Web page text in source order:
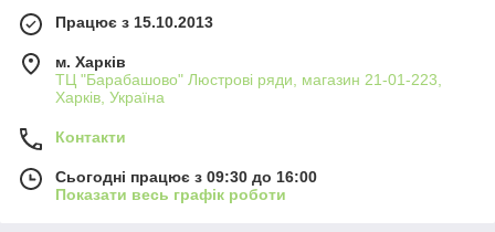
Працює з 15.10.2013
м. Харків
ТЦ "Барабашово" Люстрові ряди, магазин 21-01-223,
Харків, Україна
Контакти
Сьогодні працює з 09:30 до 16:00
Показати весь графік роботи